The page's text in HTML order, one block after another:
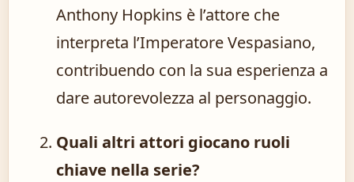
Anthony Hopkins è l’attore che
interpreta l’Imperatore Vespasiano,
contribuendo con la sua esperienza a
dare autorevolezza al personaggio.
Quali altri attori giocano ruoli
chiave nella serie?